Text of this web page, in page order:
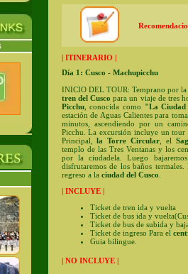
| ITINERARIO |
Día 1: Cusco - Machupicchu
INICIO DEL TOUR: Temprano por la
tren del Cusco para un viaje de tres
Picchu, conocida como "La Ciudad
estación de Aguas Calientes para
minutos, ascendiendo por un
Picchu. La excursión incluye un tour
Principal,la Torre Circular, el
templo de las Tres Ventanas y los
por la ciudadela. Luego
disfrutaremos de los baños
regreso a la ciudad del Cusco
| INCLUYE |
Ticket de tren ida y vuelta
Ticket de bus ida y
Ticket de bus de subida y
Ticket de ingreso Para el
Guia bilingue.
| NO INCLUYE |